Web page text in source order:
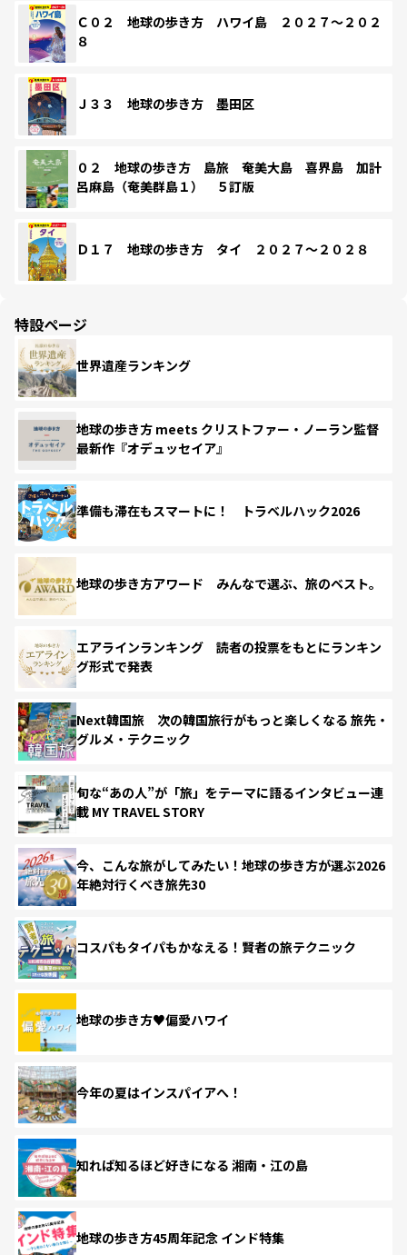
Ｃ０２ 地球の歩き方 ハワイ島 ２０２７～２０２
８
Ｊ３３ 地球の歩き方 墨田区
０２ 地球の歩き方 島旅 奄美大島 喜界島 加計
呂麻島（奄美群島１） ５訂版
Ｄ１７ 地球の歩き方 タイ ２０２７～２０２８
特設ページ
世界遺産ランキング
地球の歩き方 meets クリストファー・ノーラン監督
最新作『オデュッセイア』
準備も滞在もスマートに！ トラベルハック2026
地球の歩き方アワード みんなで選ぶ、旅のベスト。
エアラインランキング 読者の投票をもとにランキン
グ形式で発表
Next韓国旅 次の韓国旅行がもっと楽しくなる 旅先・
グルメ・テクニック
旬な“あの人”が「旅」をテーマに語るインタビュー連
載 MY TRAVEL STORY
今、こんな旅がしてみたい！地球の歩き方が選ぶ2026
年絶対行くべき旅先30
コスパもタイパもかなえる！賢者の旅テクニック
地球の歩き方♥偏愛ハワイ
今年の夏はインスパイアへ！
知れば知るほど好きになる 湘南・江の島
地球の歩き方45周年記念 インド特集